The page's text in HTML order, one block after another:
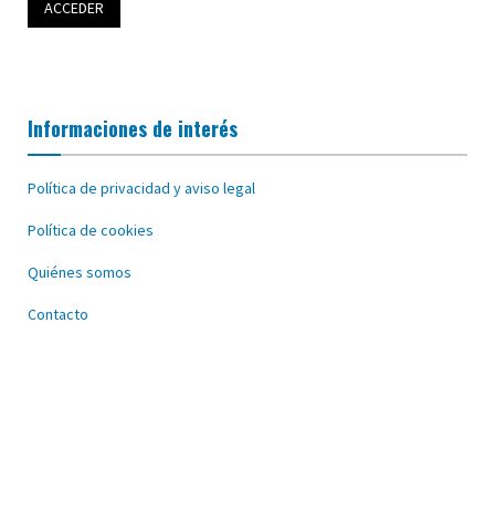
Informaciones de interés
Política de privacidad y aviso legal
Política de cookies
Quiénes somos
Contacto